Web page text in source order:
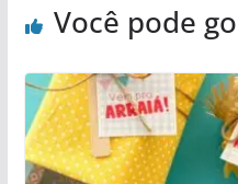
Você pode